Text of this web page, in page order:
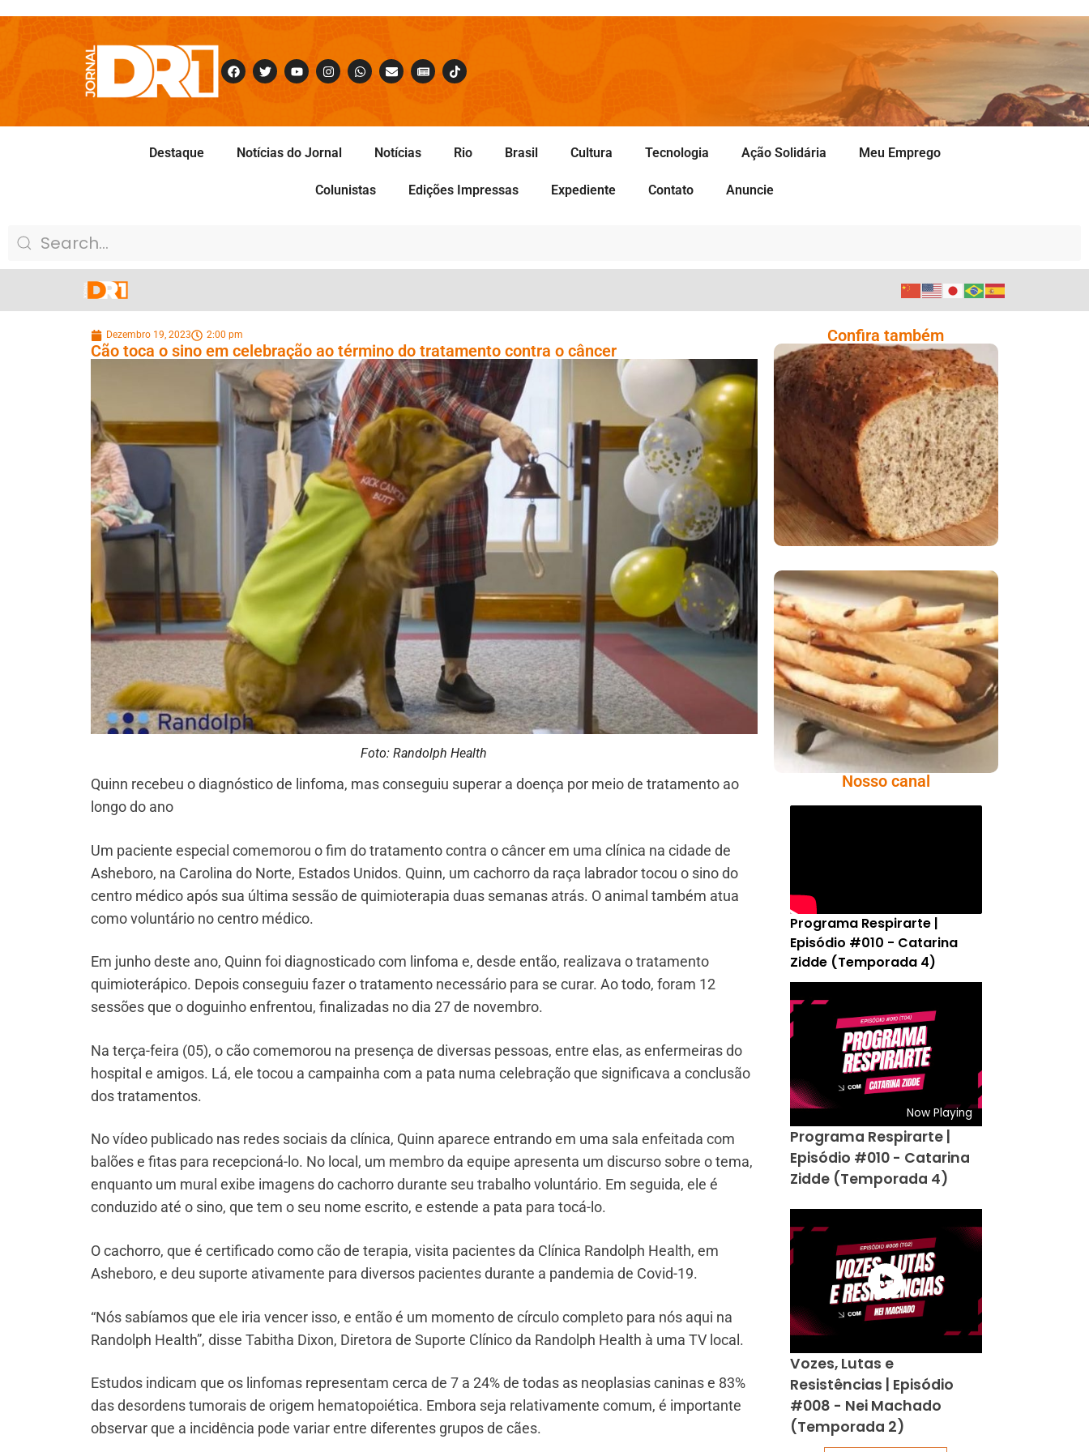
Destaque Notícias do Jornal Notícias Rio Brasil Cultura Tecnologia Ação Solidária Meu Emprego
Colunistas Edições Impressas Expediente Contato Anuncie
Dezembro 19, 2023 2:00 pm
Cão toca o sino em celebração ao término do tratamento contra o câncer
Foto: Randolph Health
Quinn recebeu o diagnóstico de linfoma, mas conseguiu superar a doença por meio de tratamento ao
longo do ano
Um paciente especial comemorou o fim do tratamento contra o câncer em uma clínica na cidade de
Asheboro, na Carolina do Norte, Estados Unidos. Quinn, um cachorro da raça labrador tocou o sino do
centro médico após sua última sessão de quimioterapia duas semanas atrás. O animal também atua
como voluntário no centro médico.
Em junho deste ano, Quinn foi diagnosticado com linfoma e, desde então, realizava o tratamento
quimioterápico. Depois conseguiu fazer o tratamento necessário para se curar. Ao todo, foram 12
sessões que o doguinho enfrentou, finalizadas no dia 27 de novembro.
Na terça-feira (05), o cão comemorou na presença de diversas pessoas, entre elas, as enfermeiras do
hospital e amigos. Lá, ele tocou a campainha com a pata numa celebração que significava a conclusão
dos tratamentos.
No vídeo publicado nas redes sociais da clínica, Quinn aparece entrando em uma sala enfeitada com
balões e fitas para recepcioná-lo. No local, um membro da equipe apresenta um discurso sobre o tema,
enquanto um mural exibe imagens do cachorro durante seu trabalho voluntário. Em seguida, ele é
conduzido até o sino, que tem o seu nome escrito, e estende a pata para tocá-lo.
O cachorro, que é certificado como cão de terapia, visita pacientes da Clínica Randolph Health, em
Asheboro, e deu suporte ativamente para diversos pacientes durante a pandemia de Covid-19.
“Nós sabíamos que ele iria vencer isso, e então é um momento de círculo completo para nós aqui na
Randolph Health”, disse Tabitha Dixon, Diretora de Suporte Clínico da Randolph Health à uma TV local.
Estudos indicam que os linfomas representam cerca de 7 a 24% de todas as neoplasias caninas e 83%
das desordens tumorais de origem hematopoiética. Embora seja relativamente comum, é importante
observar que a incidência pode variar entre diferentes grupos de cães.
Confira também
Comer Bem: Pão Low
Carb
Comer Bem:
Palitinhos De Cebola
E Salsa
Nosso canal
Programa Respirarte |
Episódio #010 - Catarina
Zidde (Temporada 4)
Now Playing
Programa Respirarte |
Episódio #010 - Catarina
Zidde (Temporada 4)
Vozes, Lutas e
Resistências | Episódio
#008 - Nei Machado
(Temporada 2)